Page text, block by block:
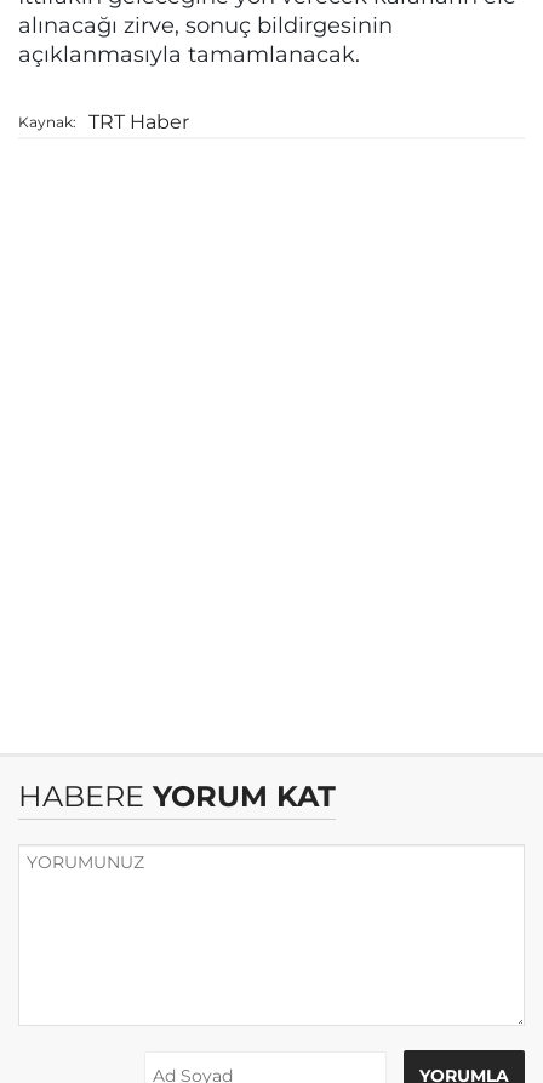
alınacağı zirve, sonuç bildirgesinin
açıklanmasıyla tamamlanacak.
Kaynak: TRT Haber
HABERE YORUM KAT